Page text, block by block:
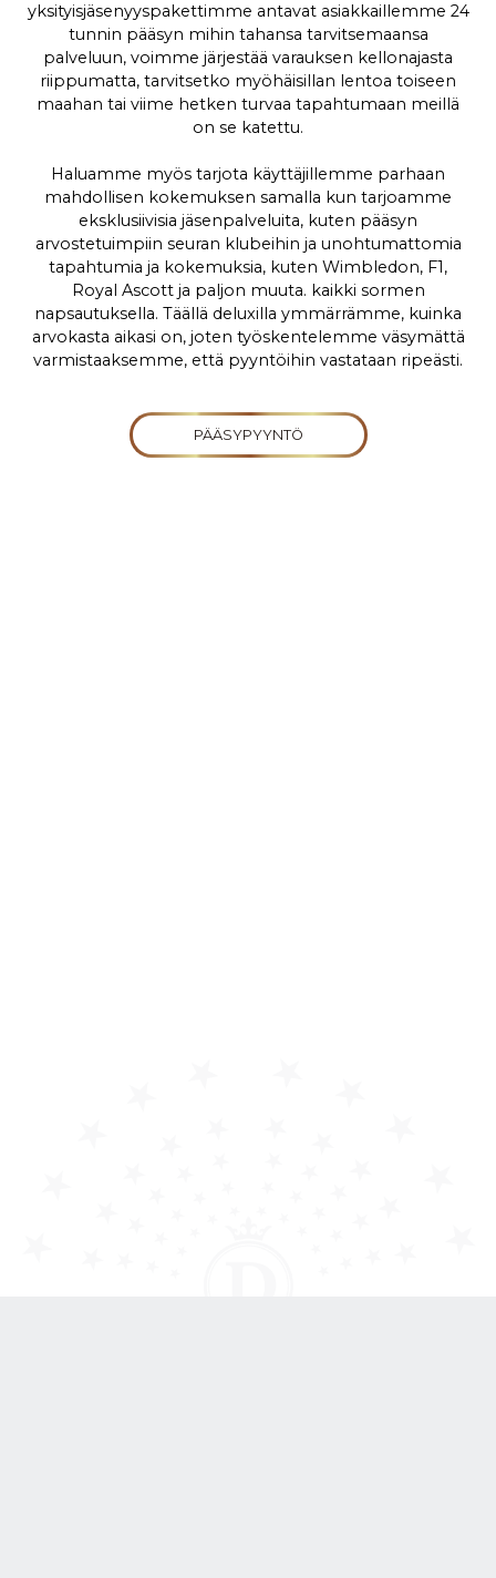
yksityisjäsenyyspakettimme antavat asiakkaillemme 24
tunnin pääsyn mihin tahansa tarvitsemaansa
palveluun, voimme järjestää varauksen kellonajasta
riippumatta, tarvitsetko myöhäisillan lentoa toiseen
maahan tai viime hetken turvaa tapahtumaan meillä
on se katettu.
Haluamme myös tarjota käyttäjillemme parhaan
mahdollisen kokemuksen samalla kun tarjoamme
eksklusiivisia jäsenpalveluita, kuten pääsyn
arvostetuimpiin seuran klubeihin ja unohtumattomia
tapahtumia ja kokemuksia, kuten Wimbledon, F1,
Royal Ascott ja paljon muuta. kaikki sormen
napsautuksella. Täällä deluxilla ymmärrämme, kuinka
arvokasta aikasi on, joten työskentelemme väsymättä
varmistaaksemme, että pyyntöihin vastataan ripeästi.
PÄÄSYPYYNTÖ